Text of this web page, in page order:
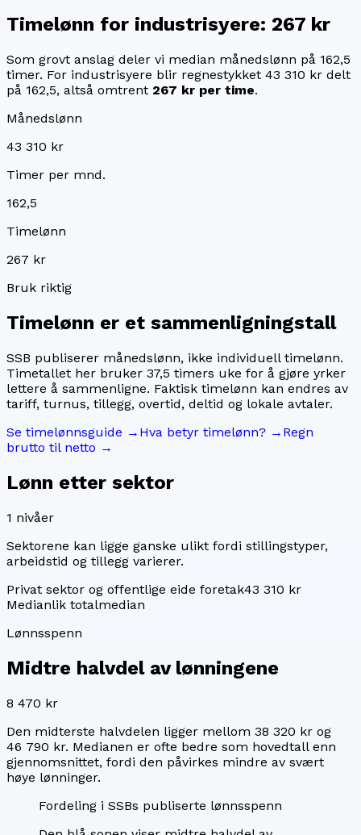
Timelønn for industrisyere: 267 kr
Som grovt anslag deler vi median månedslønn på 162,5
timer. For industrisyere blir regnestykket 43 310 kr delt
på 162,5, altså omtrent 267 kr per time.
Månedslønn
43 310 kr
Timer per mnd.
162,5
Timelønn
267 kr
Bruk riktig
Timelønn er et sammenligningstall
SSB publiserer månedslønn, ikke individuell timelønn.
Timetallet her bruker 37,5 timers uke for å gjøre yrker
lettere å sammenligne. Faktisk timelønn kan endres av
tariff, turnus, tillegg, overtid, deltid og lokale avtaler.
Se timelønnsguide → Hva betyr timelønn? → Regn
brutto til netto →
Lønn etter sektor
1 nivåer
Sektorene kan ligge ganske ulikt fordi stillingstyper,
arbeidstid og tillegg varierer.
Privat sektor og offentlige eide foretak43 310 kr
Medianlik totalmedian
Lønnsspenn
Midtre halvdel av lønningene
8 470 kr
Den midterste halvdelen ligger mellom 38 320 kr og
46 790 kr. Medianen er ofte bedre som hovedtall enn
gjennomsnittet, fordi den påvirkes mindre av svært
høye lønninger.
Fordeling i SSBs publiserte lønnsspenn